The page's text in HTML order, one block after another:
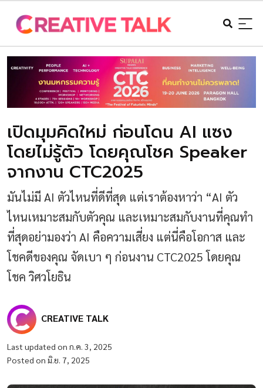
เปิดมุมคิดใหม่ ก่อนโดน AI แซง
โดยไม่รู้ตัว โดยคุณโชค Speaker
จากงาน CTC2025
มันไม่มี AI ตัวไหนที่ดีที่สุด แต่เราต้องหาว่า “AI ตัว
ไหนเหมาะสมกับตัวคุณ และเหมาะสมกับงานที่คุณทำ
ที่สุดอย่ามองว่า AI คือความเสี่ยง แต่นี่คือโอกาส และ
โชคดีของคุณ จัดเบา ๆ ก่อนงาน CTC2025 โดยคุณ
โชค วิศวโยธิน
CREATIVE TALK
Last updated on ก.ค. 3, 2025
Posted on มิ.ย. 7, 2025